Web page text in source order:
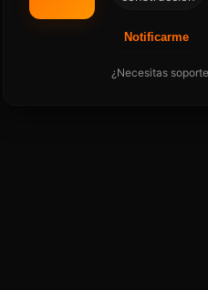
Notificarme
¿Necesitas